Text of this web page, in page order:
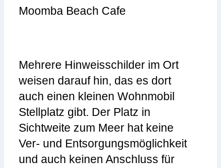
Moomba Beach Cafe
Mehrere Hinweisschilder im Ort
weisen darauf hin, das es dort
auch einen kleinen Wohnmobil
Stellplatz gibt. Der Platz in
Sichtweite zum Meer hat keine
Ver- und Entsorgungsmöglichkeit
und auch keinen Anschluss für